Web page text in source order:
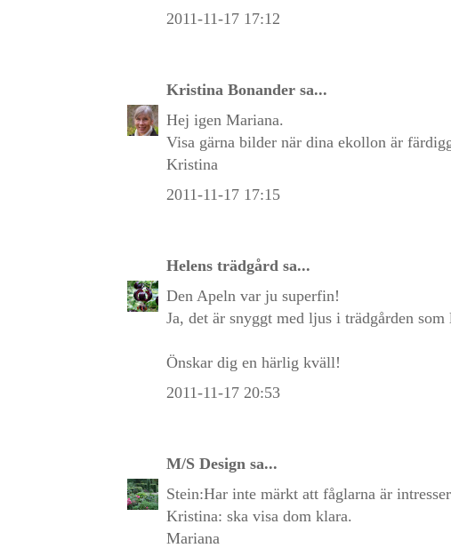
2011-11-17 17:12
Kristina Bonander sa...
Hej igen Mariana.
Visa gärna bilder när dina ekollon är
Kristina
2011-11-17 17:15
Helens trädgård sa...
Den Apeln var ju superfin!
Ja, det är snyggt med ljus i trädgården
Önskar dig en härlig kväll!
2011-11-17 20:53
M/S Design sa...
Stein:Har inte märkt att fåglarna är
Kristina: ska visa dom klara.
Mariana